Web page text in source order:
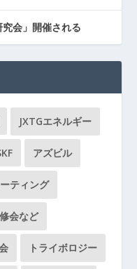
会」開催される
JXTGエネルギー
アズビル
ティング
会など
トライボロジー